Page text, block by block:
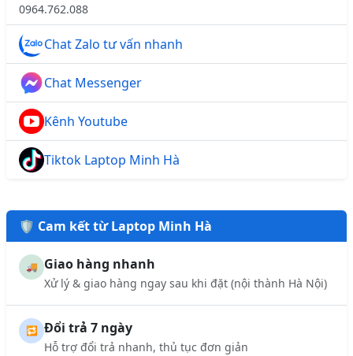
0964.762.088
Chat Zalo tư vấn nhanh
Chat Messenger
Kênh Youtube
Tiktok Laptop Minh Hà
🛡️ Cam kết từ Laptop Minh Hà
🚚 Giao hàng nhanh
Xử lý & giao hàng ngay sau khi đặt (nội thành Hà Nội)
🔁 Đổi trả 7 ngày
Hỗ trợ đổi trả nhanh, thủ tục đơn giản